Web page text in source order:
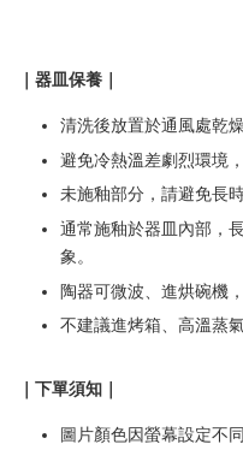
｜器皿保養｜
清洗後放置於通風處乾
避免冷熱溫差劇烈環境
未施釉部分，請避免長
通常施釉於器皿內部，
象。
陶器可微波、進烘碗機
不建議進烤箱、高溫蒸
｜下單須知｜
圖片顏色因螢幕設定不